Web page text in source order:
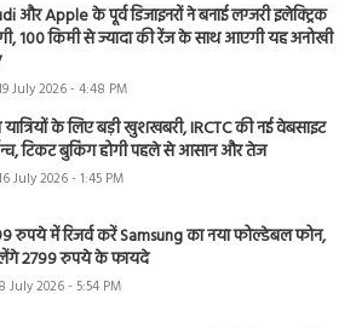
और Apple के पूर्व डिजाइनरों ने बनाई लग्जरी इलेक्ट्रिक
100 किमी से ज्यादा की रेंज के साथ आएगी यह अनोखी
July 2026 - 4:48 PM
के लिए बड़ी खुशखबरी, IRCTC की नई वेबसाइट
टिकट बुकिंग होगी पहले से आसान और तेज
July 2026 - 1:45 PM
रुपये में रिजर्व करें Samsung का नया फोल्डेबल फोन,
2799 रुपये के फायदे
8 July 2026 - 5:54 PM